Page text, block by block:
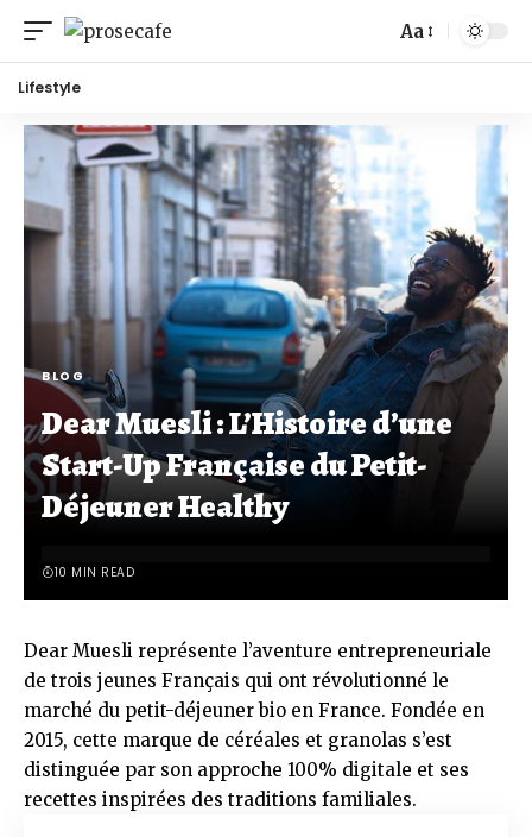
Aa
Lifestyle
BLOG
Dear Muesli : L’Histoire d’une
Start-Up Française du Petit-
Déjeuner Healthy
10 MIN READ
Dear Muesli représente l’aventure entrepreneuriale
de trois jeunes Français qui ont révolutionné le
marché du petit-déjeuner bio en France. Fondée en
2015, cette marque de céréales et granolas s’est
distinguée par son approche 100% digitale et ses
recettes inspirées des traditions familiales.